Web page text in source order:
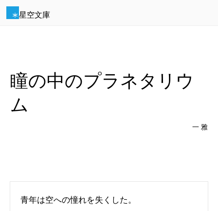
星空文庫
瞳の中のプラネタリウ
ム
一 雅
青年は空への憧れを失くした。